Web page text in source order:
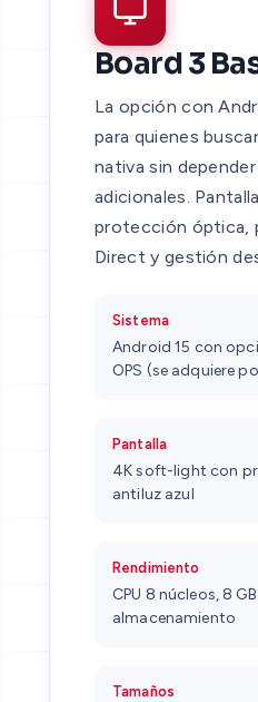
Board 3
La opción con
para quienes
nativa sin
adicionales.
protección óptica,
Direct y gestión
Sistema
Android 15 con
OPS (se adquiere
Pantalla
4K soft-light con
antiluz azul
Rendimiento
CPU 8 núcleos, 8 GB
almacenamiento
Tamaños